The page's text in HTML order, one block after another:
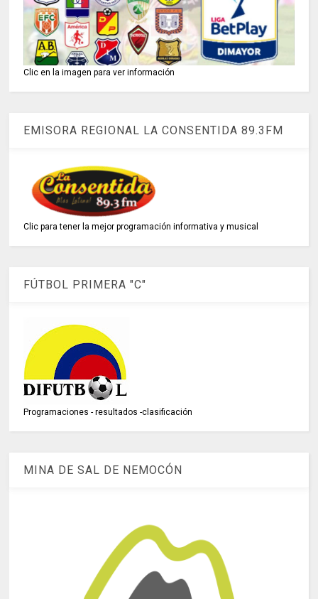
Clic en la imagen para ver información
EMISORA REGIONAL LA CONSENTIDA 89.3FM
Clic para tener la mejor programación informativa y musical
FÚTBOL PRIMERA "C"
Programaciones - resultados -clasificación
MINA DE SAL DE NEMOCÓN